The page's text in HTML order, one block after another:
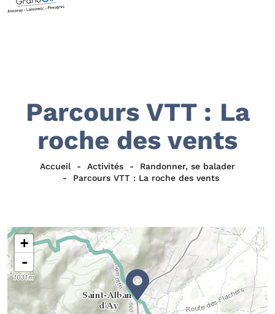
Parcours VTT : La
roche des vents
Accueil Activités
Randonner, se balader
Parcours VTT : La roche des vents
+
-